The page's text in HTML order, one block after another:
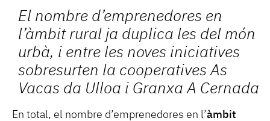
El nombre d’emprenedores en
l’àmbit rural ja duplica les del món
urbà, i entre les noves iniciatives
sobresurten la cooperatives As
Vacas da Ulloa i Granxa A Cernada
En total, el nombre d’emprenedores en l’àmbit